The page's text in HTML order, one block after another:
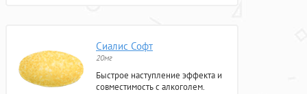
Сиалис Софт
20мг
Быстрое наступление эффекта и
совместимость с алкоголем.